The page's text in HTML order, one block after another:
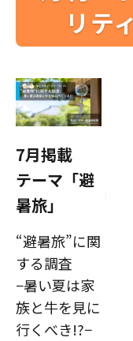
リテ
7月掲載
テーマ「避
暑旅」
“避暑旅”に関
する調査
−暑い夏は家
族と牛を見に
行くべき!?−